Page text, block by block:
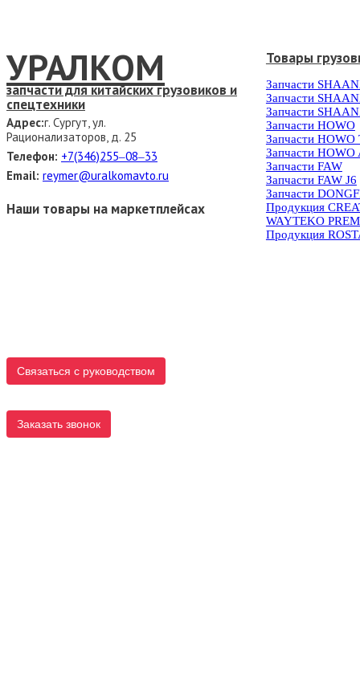
УРАЛКОМ
запчасти для китайских грузовиков и
спецтехники
Адрес:г. Сургут, ул.
Рационализаторов, д. 25
Телефон: +7(346)255‒08‒33
Email: reymer@uralkomavto.ru
Наши товары на маркетплейсах
Связаться с руководством
Заказать звонок
Товары
Запчасти
Запчасти
Запчасти
Запчасти HOWO
Запчасти HOWO
Запчасти HOWO
Запчасти FAW
Запчасти FAW J6
Запчасти
Продукция
WAYTEKO
Продукция